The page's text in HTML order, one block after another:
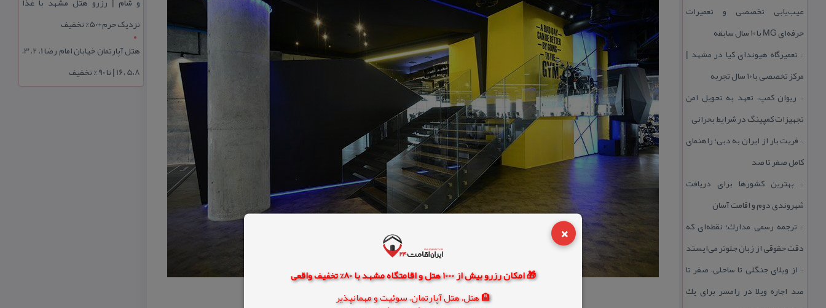
×
🎁 امکان رزرو بیش از 1000 هتل و اقامتگاه مشهد با 80% تخفیف واقعی
🏨 هتل، هتل آپارتمان، سوئیت و مهمانپذیر
عیب‌یابی تخصصی و تعمیرات
حرفه‌ای MG با ۱۰ سال سابقه
:: تعمیرگاه هیوندای كیا در مشهد |
مركز تخصصی با ۱۰ سال تجربه
:: ریوان كمپ، تعهد به تحویل امن
تجهیزات كمپینگ در شرایط بحرانی
:: فریت بار از ایران به دبی؛ راهنمای
كامل صفر تا صد
:: بهترین كشورها برای دریافت
شهروندی دوم و اقامت آسان
:: ترجمه رسمی مدارك؛ نقطه‌ای كه
دقت حقوقی از زبان جلوتر می‌ایستد
:: از ویلای جنگلی تا ساحلی، صفر تا
صد اجاره ویلا در رامسر برای یك
نزدیک حرم+50% تخفیف
هتل آپارتمان خیابان امام رضا 1، 2، 3،
5،8 ،16 | تا 90 % تخفیف